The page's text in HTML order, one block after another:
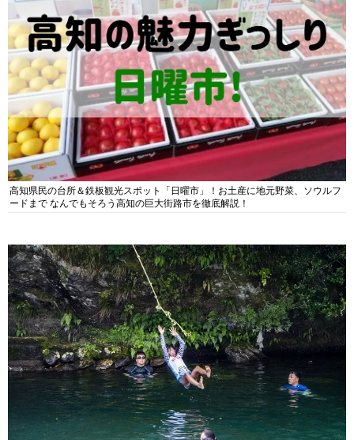
高知県民の台所＆鉄板観光スポット「日曜市」！お土産に地元野菜、ソウルフ
ードまで なんでもそろう高知の巨大街路市を徹底解説！